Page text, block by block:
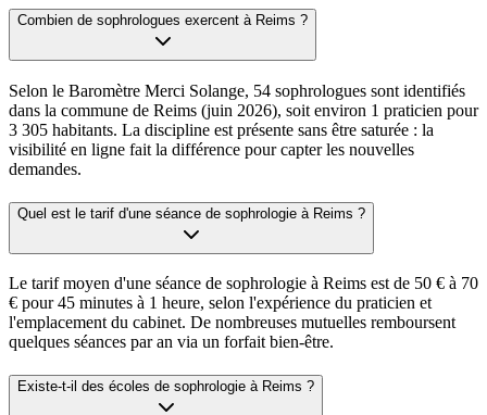
Combien de sophrologues exercent à Reims ?
Selon le Baromètre Merci Solange, 54 sophrologues sont identifiés
dans la commune de Reims (juin 2026), soit environ 1 praticien pour
3 305 habitants. La discipline est présente sans être saturée : la
visibilité en ligne fait la différence pour capter les nouvelles
demandes.
Quel est le tarif d'une séance de sophrologie à Reims ?
Le tarif moyen d'une séance de sophrologie à Reims est de 50 € à 70
€ pour 45 minutes à 1 heure, selon l'expérience du praticien et
l'emplacement du cabinet. De nombreuses mutuelles remboursent
quelques séances par an via un forfait bien-être.
Existe-t-il des écoles de sophrologie à Reims ?